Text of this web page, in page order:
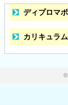
ディプロマ
カリキュラ
©